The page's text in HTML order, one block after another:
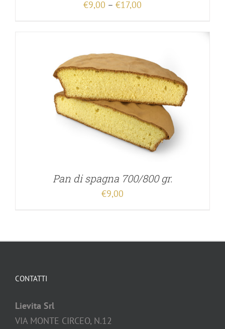
€9,00 – €17,00
Pan di spagna 700/800 gr.
€9,00
CONTATTI
Lievita Srl
VIA MONTE CIRCEO, N.12